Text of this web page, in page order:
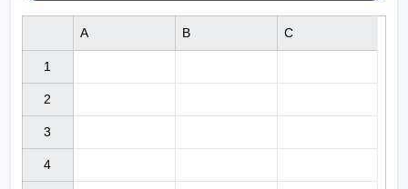
1
2
3
4
A B C